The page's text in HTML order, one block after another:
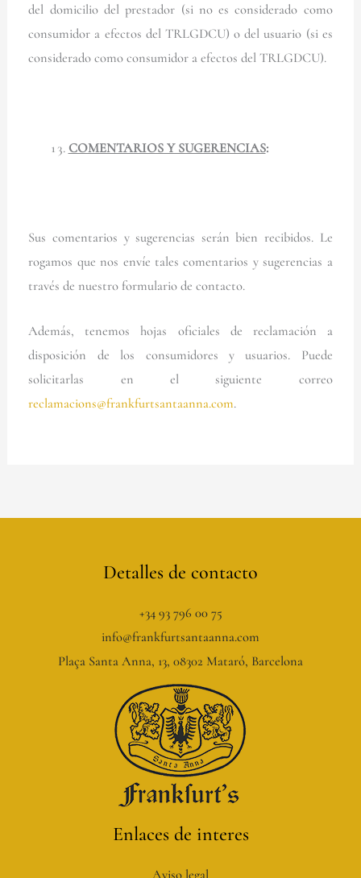
del domicilio del prestador (si no es considerado como
consumidor a efectos del TRLGDCU) o del usuario (si es
considerado como consumidor a efectos del TRLGDCU).
COMENTARIOS Y SUGERENCIAS:
Sus comentarios y sugerencias serán bien recibidos. Le
rogamos que nos envíe tales comentarios y sugerencias a
través de nuestro formulario de contacto.
Además, tenemos hojas oficiales de reclamación a
disposición de los consumidores y usuarios. Puede
solicitarlas en el siguiente correo
reclamacions@frankfurtsantaanna.com.
Detalles de contacto
+34 93 796 00 75
info@frankfurtsantaanna.com
Plaça Santa Anna, 13, 08302 Mataró, Barcelona
Enlaces de interes
Aviso legal